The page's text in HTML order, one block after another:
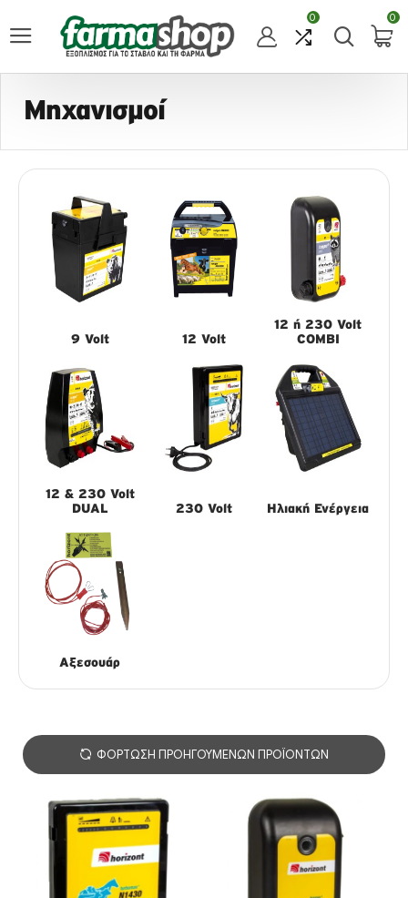
0 0
Μηχανισμοί
9 Volt 12 Volt
12 ή 230 Volt
COMBI
12 & 230 Volt
DUAL
230 Volt Ηλιακή Ενέργεια
Αξεσουάρ
ΦΌΡΤΩΣΗ ΠΡΟΗΓΟΎΜΕΝΩΝ ΠΡΟΪΌΝΤΩΝ